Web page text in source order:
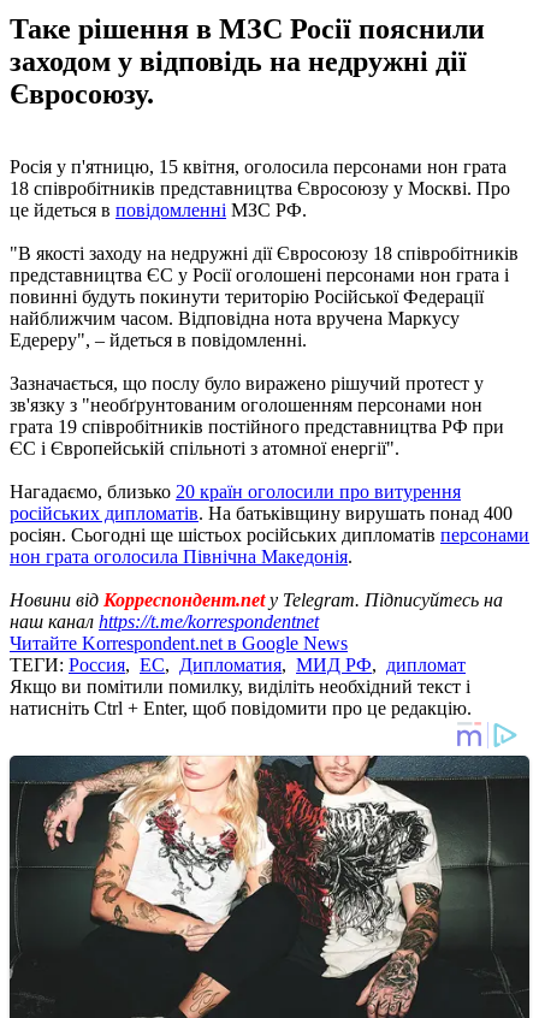
Таке рішення в МЗС Росії пояснили
заходом у відповідь на недружні дії
Євросоюзу.
Росія у п'ятницю, 15 квітня, оголосила персонами нон грата
18 співробітників представництва Євросоюзу у Москві. Про
це йдеться в повідомленні МЗС РФ.
"В якості заходу на недружні дії Євросоюзу 18 співробітників
представництва ЄС у Росії оголошені персонами нон грата і
повинні будуть покинути територію Російської Федерації
найближчим часом. Відповідна нота вручена Маркусу
Едереру", – йдеться в повідомленні.
Зазначається, що послу було виражено рішучий протест у
зв'язку з "необґрунтованим оголошенням персонами нон
грата 19 співробітників постійного представництва РФ при
ЄС і Європейській спільноті з атомної енергії".
Нагадаємо, близько 20 країн оголосили про витурення
російських дипломатів. На батьківщину вирушать понад 400
росіян. Сьогодні ще шістьох російських дипломатів персонами
нон грата оголосила Північна Македонія.
Новини від Корреспондент.netу Telegram. Підписуйтесь на
наш канал https://t.me/korrespondentnet
Читайте Korrespondent.net в Google News
ТЕГИ: Россия, ЕС, Дипломатия, МИД РФ, дипломат
Якщо ви помітили помилку, виділіть необхідний текст і
натисніть Ctrl + Enter, щоб повідомити про це редакцію.